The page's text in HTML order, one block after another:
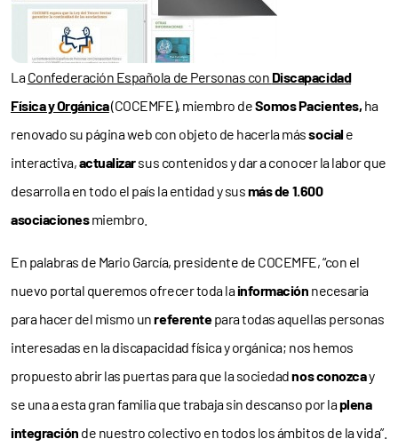
LaConfederación Española de Personas con Discapacidad
Física y Orgánica(COCEMFE), miembro deSomos Pacientes, ha
renovado su página web con objeto de hacerla mássociale
interactiva,actualizarsus contenidos y dar a conocer la labor que
desarrolla en todo el país la entidad y susmás de 1.600
asociacionesmiembro.
En palabras de Mario García, presidente de COCEMFE, “con el
nuevo portal queremos ofrecer toda lainformación necesaria
para hacer del mismo unreferentepara todas aquellas personas
interesadas en la discapacidad física y orgánica; nos hemos
propuesto abrir las puertas para que la sociedadnos conozcay
se una a esta gran familia que trabaja sin descanso por laplena
integración de nuestro colectivo en todos los ámbitos de la vida”.